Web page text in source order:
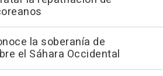
la soberanía de
el Sáhara Occidental